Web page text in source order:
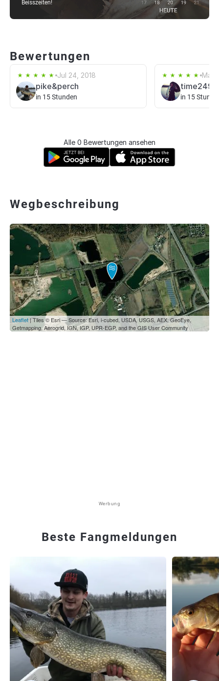
Beisszeiten!
Bewertungen
Jul 24, 2018
pike&perch
in 15 Stunden
May
time249
in 15
Alle 0 Bewertungen ansehen
Wegbeschreibung
Leaflet | Tiles © Esri — Source: Esri, i-cubed, USDA, USGS, AEX, GeoEye,
Getmapping, Aerogrid, IGN, IGP, UPR-EGP, and the GIS User Community
Werbung
Beste Fangmeldungen